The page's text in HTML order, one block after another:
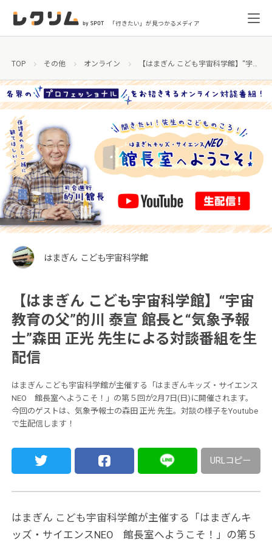
「行きたい」が見つかるメディア
TOP その他 オンライン 【はまぎん こども宇宙科学館】“宇宙教育の父”的川 泰宣 館長と“気象予報士”森田 正光 先生による対談番組を生配信
はまぎん こども宇宙科学館
【はまぎん こども宇宙科学館】“宇宙
教育の父”的川 泰宣 館長と“気象予報
士”森田 正光 先生による対談番組を生
配信
はまぎん こども宇宙科学館が主催する「はまぎんキッズ・サイエンス
NEO 館長室へようこそ！」の第５回が2月7日(日)に開催されます。
今回のゲストは、気象予報士の森田 正光 先生。対談の様子をYoutube
で生配信します！
URLコピー
はまぎん こども宇宙科学館が主催する「はまぎんキ
ッズ・サイエンスNEO 館長室へようこそ！」の第５